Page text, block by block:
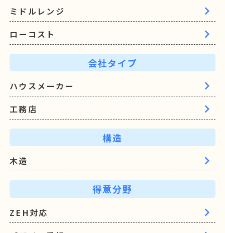
ミドルレンジ
ローコスト
会社タイプ
ハウスメーカー
工務店
構造
木造
得意分野
ZEH対応